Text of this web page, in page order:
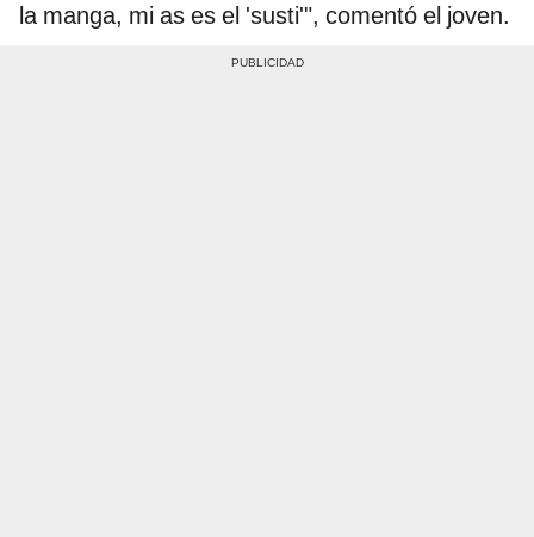
la manga, mi as es el 'susti'", comentó el joven.